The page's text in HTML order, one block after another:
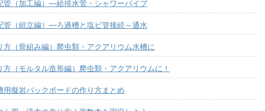
管（加工編）―給排水管・シャワーパイプ
管（組立編）―ろ過槽と塩ビ管接続～通水
（骨組み編）爬虫類・アクアリウム水槽に
（モルタル造形編）爬虫類・アクアリウムに！
擬岩バックボードの作り方まとめ